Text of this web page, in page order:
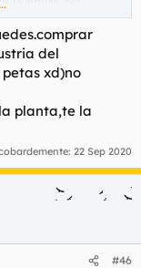
me parece
del
xd)no
planta,te la
22 Sep 2020
#46